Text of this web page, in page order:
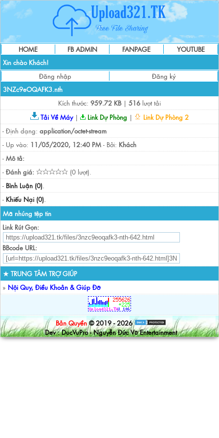
HOME FB ADMIN FANPAGE
YOUTUBE
Xin chào Khách!
Đăng nhập
Đăng ký
3NZc9eOQAFK3.nth
Kích thước: 959.72 KB| 516 lượt tải
Tải Về Máy| Link Dự Phòng |
Link Dự Phòng 2
- Định dạng: application/octet-stream
- Up vào: 11/05/2020, 12:40 PM - Bởi: Khách
- Mô tả:
- Đánh giá:
(0 lượt).
- Bình Luận (0).
- Khiếu Nại (0).
Mã nhúng tệp tin
Link Rút Gọn:
BBcode URL:
★ TRUNG TÂM TRỢ GIÚP
» Nội Quy, Điều Khoản & Giúp Đỡ
Bản Quyền © 2019 - 2026
Dev : DucVuPro - Nguyễn Đức Vũ Entertainment